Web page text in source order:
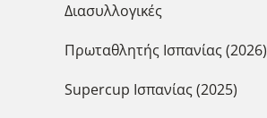
Διασυλλογικές
Πρωταθλητής Ισπανίας (2026)
Supercup Ισπανίας (2025)